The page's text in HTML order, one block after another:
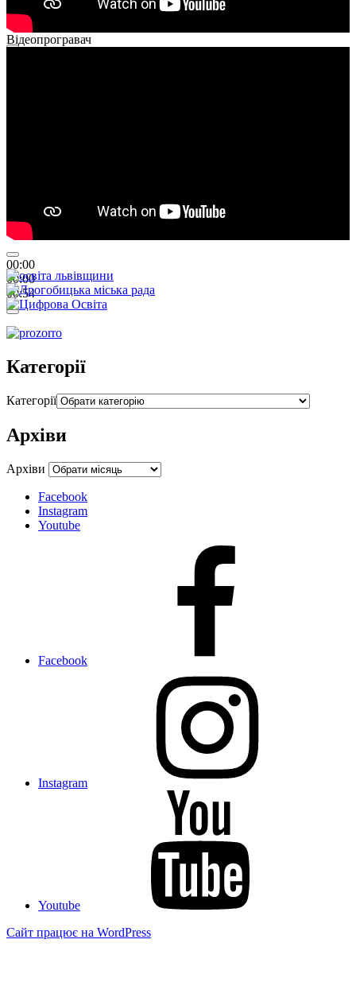
Відеопрогравач
00:00
00:00
00:54
Категорії
Категорії
Архіви
Архіви
Facebook
Instagram
Youtube
Facebook
Instagram
Youtube
Сайт працює на WordPress